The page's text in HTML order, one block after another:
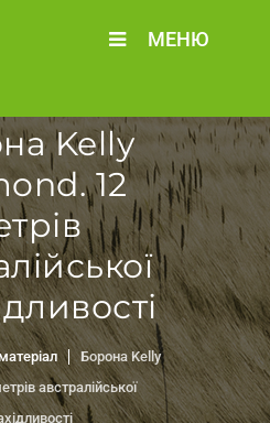
МЕНЮ
Kelly
12
Борона Kelly
австралійської